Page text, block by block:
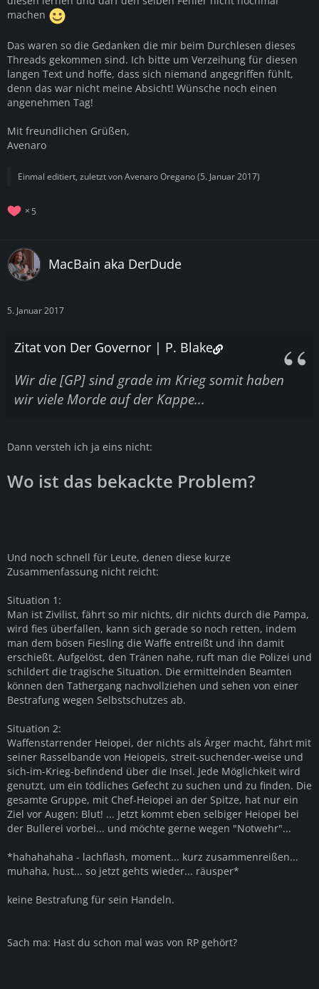
machen
Das waren so die Gedanken die mir beim Durchlesen dieses
Threads gekommen sind. Ich bitte um Verzeihung für diesen
langen Text und hoffe, dass sich niemand angegriffen fühlt,
denn das war nicht meine Absicht! Wünsche noch einen
angenehmen Tag!
Mit freundlichen Grüßen,
Avenaro
Einmal editiert, zuletzt vonAvenaro Oregano(5. Januar 2017)
5
MacBain aka DerDude
5. Januar 2017
Zitat von Der Governor | P. Blake
Wir die [GP] sind grade im Krieg somit haben
wir viele Morde auf der Kappe...
Dann versteh ich ja eins nicht:
Wo ist das bekackte Problem?
Und noch schnell für Leute, denen diese kurze
Zusammenfassung nicht reicht:
Situation 1:
Man ist Zivilist, fährt so mir nichts, dir nichts durch die Pampa,
wird fies überfallen, kann sich gerade so noch retten, indem
man dem bösen Fiesling die Waffe entreißt und ihn damit
erschießt. Aufgelöst, den Tränen nahe, ruft man die Polizei und
schildert die tragische Situation. Die ermittelnden Beamten
können den Tathergang nachvollziehen und sehen von einer
Bestrafung wegen Selbstschutzes ab.
Situation 2:
Waffenstarrender Heiopei, der nichts als Ärger macht, fährt mit
seiner Rasselbande von Heiopeis, streit-suchender-weise und
sich-im-Krieg-befindend über die Insel. Jede Möglichkeit wird
genutzt, um ein tödliches Gefecht zu suchen und zu finden. Die
gesamte Gruppe, mit Chef-Heiopei an der Spitze, hat nur ein
Ziel vor Augen: Blut! ... Jetzt kommt eben selbiger Heiopei bei
der Bullerei vorbei... und möchte gerne wegen "Notwehr"...
*hahahahaha - lachflash, moment... kurz zusammenreißen...
muhaha, hust... so jetzt gehts wieder... räusper*
keine Bestrafung für sein Handeln.
Sach ma: Hast du schon mal was von RP gehört?